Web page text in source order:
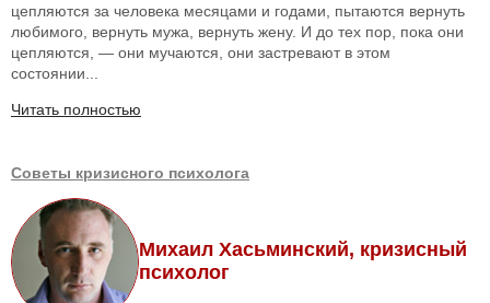
цепляются за человека месяцами и годами, пытаются вернуть
любимого, вернуть мужа, вернуть жену. И до тех пор, пока они
цепляются, — они мучаются, они застревают в этом
состоянии...
Читать полностью
Советы кризисного психолога
Михаил Хасьминский, кризисный
психолог